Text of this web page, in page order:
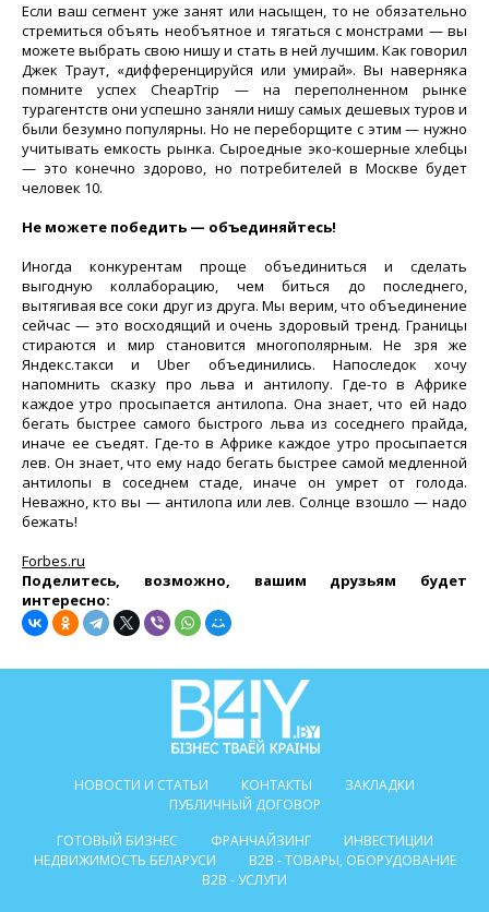
Если ваш сегмент уже занят или насыщен, то не обязательно
стремиться объять необъятное и тягаться с монстрами — вы
можете выбрать свою нишу и стать в ней лучшим. Как говорил
Джек Траут, «дифференцируйся или умирай». Вы наверняка
помните успех CheapTrip — на переполненном рынке
турагентств они успешно заняли нишу самых дешевых туров и
были безумно популярны. Но не переборщите с этим — нужно
учитывать емкость рынка. Сыроедные эко-кошерные хлебцы
— это конечно здорово, но потребителей в Москве будет
человек 10.
Не можете победить — объединяйтесь!
Иногда конкурентам проще объединиться и сделать
выгодную коллаборацию, чем биться до последнего,
вытягивая все соки друг из друга. Мы верим, что объединение
сейчас — это восходящий и очень здоровый тренд. Границы
стираются и мир становится многополярным. Не зря же
Яндекс.такси и Uber объединились. Напоследок хочу
напомнить сказку про льва и антилопу. Где-то в Африке
каждое утро просыпается антилопа. Она знает, что ей надо
бегать быстрее самого быстрого льва из соседнего прайда,
иначе ее съедят. Где-то в Африке каждое утро просыпается
лев. Он знает, что ему надо бегать быстрее самой медленной
антилопы в соседнем стаде, иначе он умрет от голода.
Неважно, кто вы — антилопа или лев. Солнце взошло — надо
бежать!
Forbes.ru
Поделитесь, возможно, вашим друзьям будет
интересно:
НОВОСТИ И СТАТЬИ КОНТАКТЫ
ЗАКЛАДКИ
ПУБЛИЧНЫЙ ДОГОВОР
ГОТОВЫЙ БИЗНЕС
ФРАНЧАЙЗИНГ
ИНВЕСТИЦИИ
НЕДВИЖИМОСТЬ БЕЛАРУСИ
B2B - ТОВАРЫ, ОБОРУДОВАНИЕ
B2B - УСЛУГИ